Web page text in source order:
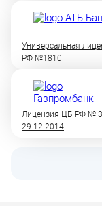
Универсальная
РФ №1810
Лицензия ЦБ РФ №
29.12.2014